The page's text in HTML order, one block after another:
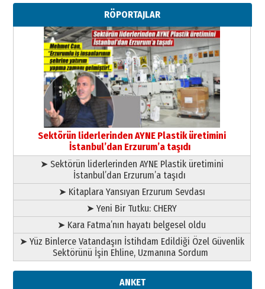
Ahmed Yesevi’den bir Alperen…
”Reisimiz” idi… Hakka yürüdü.!
26 Mart 2026 Perşembe
Cem Bakırcı
Ardında bıraktığı hatıralarıyla
gönül adamı Faruk Terzioğlu!
13 Mayıs 2026 Çarşamba
Esat BİNDESEN
Başkan Sekmen’den Erzurum’a
bir vizyon proje daha!
02 Ağustos 2026 Pazar
RÖPORTAJLAR
Sektörün liderlerinden AYNE Plastik üretimini
İstanbul’dan Erzurum’a taşıdı
➤ Sektörün liderlerinden AYNE Plastik üretimini
İstanbul’dan Erzurum’a taşıdı
➤ Kitaplara Yansıyan Erzurum Sevdası
➤ Yeni Bir Tutku: CHERY
➤ Kara Fatma’nın hayatı belgesel oldu
➤ Yüz Binlerce Vatandaşın İstihdam Edildiği Özel Güvenlik
Sektörünü İşin Ehline, Uzmanına Sordum
ANKET